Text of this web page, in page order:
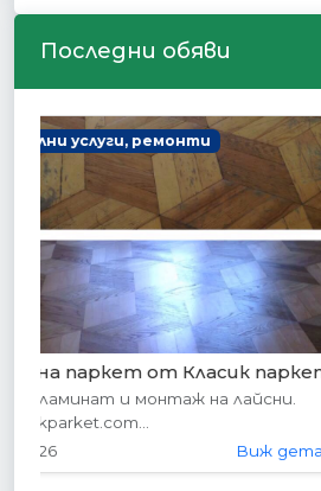
Последни обяви
Интериорни врати
VP-01 Алабама
Вратите се предлагат в
87х204см. 77х204см...